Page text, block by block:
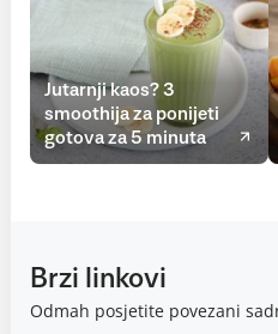
Jutarnji kaos? 3
smoothija za ponijeti
gotova za 5 minuta
Brzi linkovi
Odmah posjetite povezani